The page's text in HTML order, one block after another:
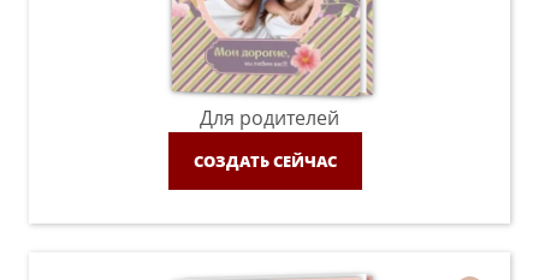
Для родителей
СОЗДАТЬ СЕЙЧАС